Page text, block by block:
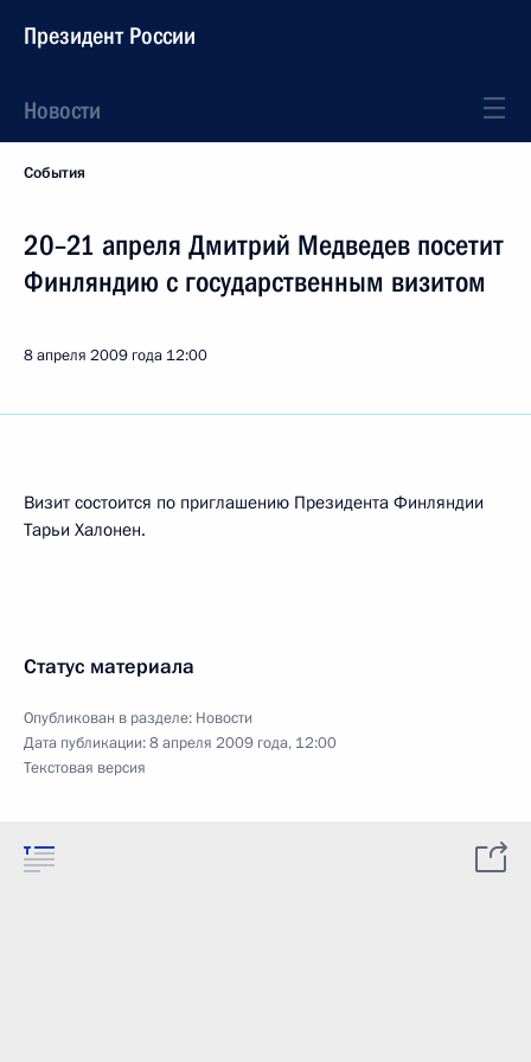
Президент России
Новости
События
20–21 апреля Дмитрий Медведев посетит
Финляндию с государственным визитом
8 апреля 2009 года 12:00
Визит состоится по приглашению Президента Финляндии
Тарьи Халонен.
Статус материала
Опубликован в разделе: Новости
Дата публикации:8 апреля 2009 года, 12:00
Текстовая версия